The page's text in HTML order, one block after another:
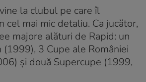
la clubul pe care îl
cel mai mic detaliu. Ca jucător,
majore alături de Rapid: un
3 Cupe ale României
și două Supercupe (1999,